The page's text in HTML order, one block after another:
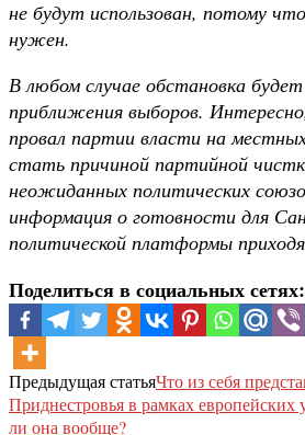
не будут использован, потому
нужен.
В любом случае обстановка
приближения выборов.
провал партии власти на
стать причиной партийной
неожиданных политических
информация о готовности для
политической платформы
Поделиться в социальных сетях:
Предыдущая статьяЧто из себя
Приднестровья в рамках
ли она вообще?